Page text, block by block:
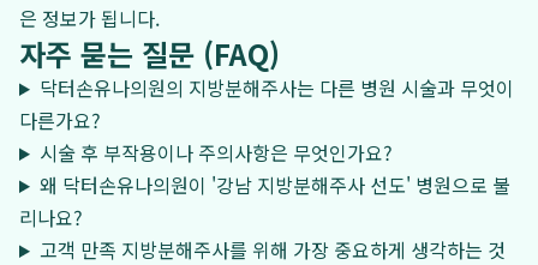
은 정보가 됩니다.
자주 묻는 질문 (FAQ)
닥터손유나의원의 지방분해주사는 다른 병원 시술과 무엇이
다른가요?
시술 후 부작용이나 주의사항은 무엇인가요?
왜 닥터손유나의원이 '강남 지방분해주사 선도' 병원으로 불
리나요?
고객 만족 지방분해주사를 위해 가장 중요하게 생각하는 것